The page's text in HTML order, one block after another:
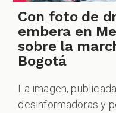
Con foto de
embera en
sobre la
Bogotá
La imagen,
desinformadoras y